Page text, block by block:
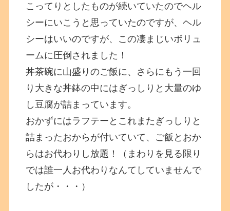
こってりとしたものが続いていたのでヘル
シーにいこうと思っていたのですが、ヘル
シーはいいのですが、この凄まじいボリュ
ームに圧倒されました！
丼茶碗に山盛りのご飯に、さらにもう一回
り大きな丼鉢の中にはぎっしりと大量のゆ
し豆腐が詰まっています。
おかずにはラフテーとこれまたぎっしりと
詰まったおからが付いていて、ご飯とおか
らはお代わりし放題！（まわりを見る限り
では誰一人お代わりなんてしていませんで
したが・・・）